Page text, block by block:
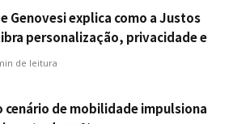
Genovesi explica como a Justos
personalização, privacidade e
de leitura
cenário de mobilidade impulsiona